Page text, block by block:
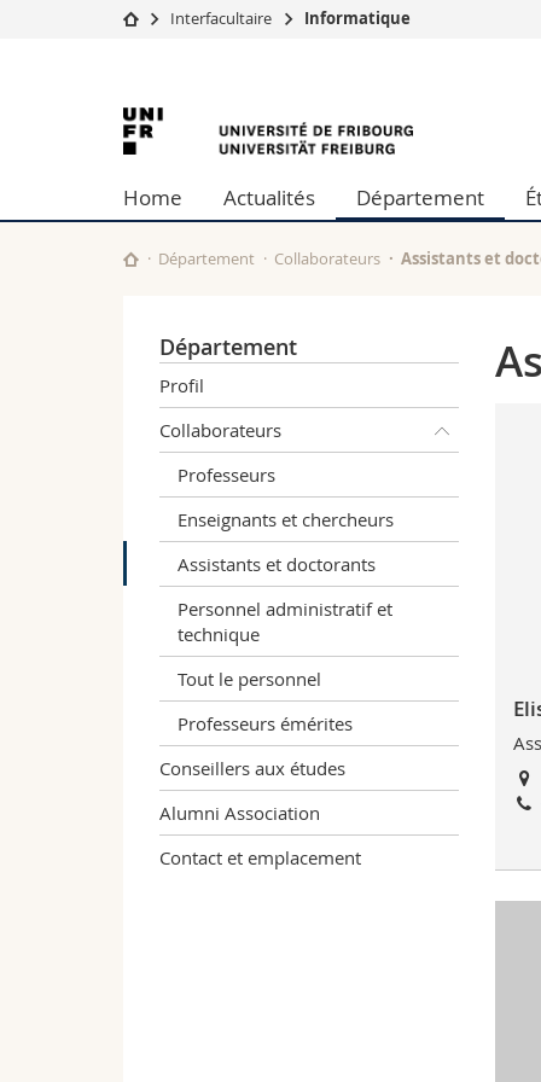
Etudes
Campus
Université
Formation continue
Lettres et
Sciences
Sciences
Interfacultaire Informatique
Université
de
Fribourg
Home Actualités Département
Département Collaborateurs Assistants et
Département
Profil
Collaborateurs
Professeurs
Enseignants et chercheurs
Assistants et doctorants
Personnel administratif et
technique
Tout le personnel
Professeurs émérites
Conseillers aux études
Alumni Association
Contact et emplacement